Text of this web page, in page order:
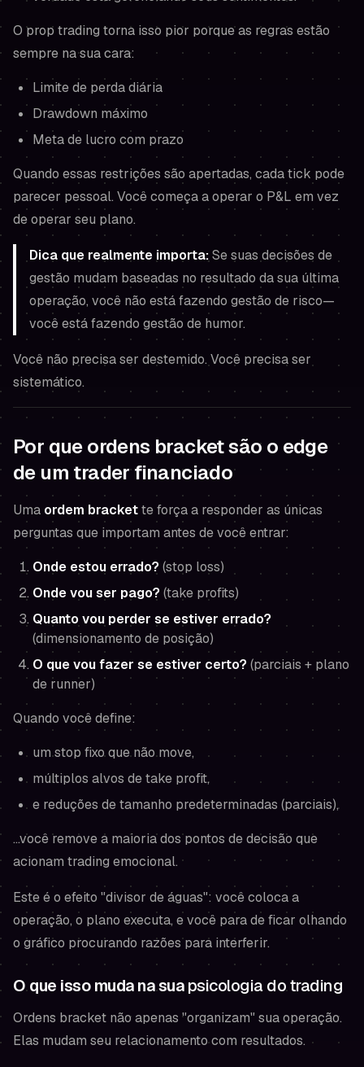
O prop trading torna isso pior porque as regras estão
sempre na sua cara:
Limite de perda diária
Drawdown máximo
Meta de lucro com prazo
Quando essas restrições são apertadas, cada tick pode
parecer pessoal. Você começa a operar o P&L em vez
de operar seu plano.
Dica que realmente importa:Se suas decisões de
gestão mudam baseadas no resultado da sua última
operação, você não está fazendo gestão de risco—
você está fazendo gestão de humor.
Você não precisa ser destemido. Você precisa ser
sistemático.
Por que ordens bracket são o edge
de um trader financiado
Uma ordem brackette força a responder as únicas
perguntas que importam antes de você entrar:
Onde estou errado? (stop loss)
Onde vou ser pago? (take profits)
Quanto vou perder se estiver errado?
(dimensionamento de posição)
O que vou fazer se estiver certo? (parciais + plano
de runner)
Quando você define:
um stop fixo que não move,
múltiplos alvos de take profit,
e reduções de tamanho predeterminadas (parciais),
…você remove a maioria dos pontos de decisão que
acionam trading emocional.
Este é o efeito "divisor de águas": você coloca a
operação, o plano executa, e você para de ficar olhando
o gráfico procurando razões para interferir.
O que isso muda na suapsicologia do trading
Ordens bracket não apenas "organizam" sua operação.
Elas mudam seu relacionamento com resultados.